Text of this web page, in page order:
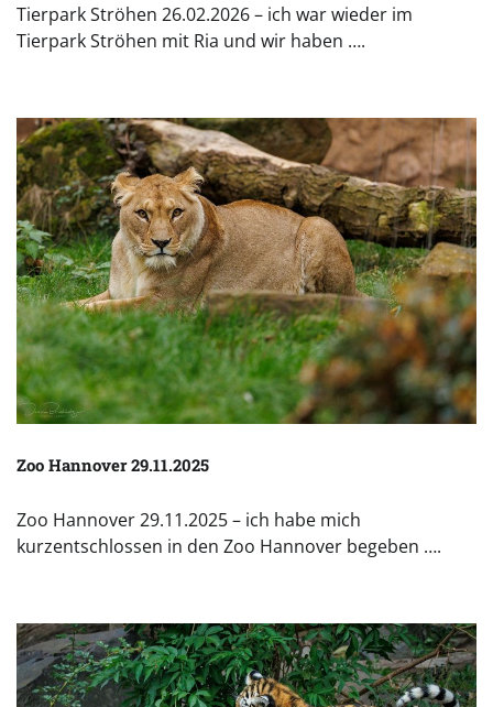
Tierpark Ströhen 26.02.2026 – ich war wieder im
Tierpark Ströhen mit Ria und wir haben ….
Zoo Hannover 29.11.2025
Zoo Hannover 29.11.2025 – ich habe mich
kurzentschlossen in den Zoo Hannover begeben ….